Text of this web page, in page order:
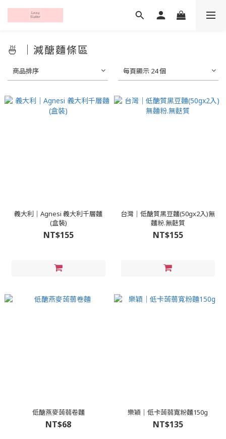
🍜 ｜減醣麵條區
商品排序 每頁顯示 24 個
義大利｜Agnesi 義大利千層麵
(盒裝)
NT$155
台灣｜低醣質黑豆麵(50gx2入)無
麵粉.無麩質
NT$155
低醣燕麥蒟蒻卷麵
NT$68
樂穎｜低卡蒟蒻寬粉麵150g
NT$135